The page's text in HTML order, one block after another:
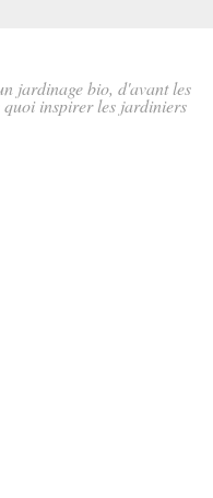
jardinage bio, d'avant les
inspirer les jardiniers